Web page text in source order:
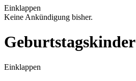
Einklappen
Keine Ankündigung bisher.
Geburtstagskinder
Einklappen